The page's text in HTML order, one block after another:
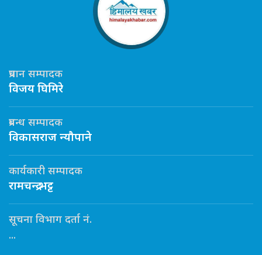
प्रधान सम्पादक
विजय घिमिरे
प्रबन्ध सम्पादक
विकासराज न्यौपाने
कार्यकारी सम्पादक
रामचन्द्र भट्ट
सूचना विभाग दर्ता नं.
...